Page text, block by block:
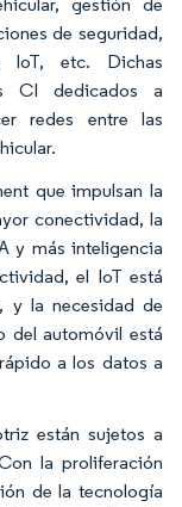
de seguridad,
IoT, etc. Dichas
CI dedicados a
redes entre las
que impulsan la
conectividad, la
y más inteligencia
el IoT está
y la necesidad de
del automóvil está
a los datos a
están sujetos a
la proliferación
de la tecnología